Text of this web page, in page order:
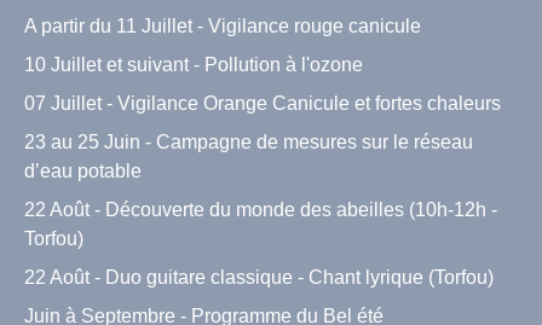
A partir du 11 Juillet - Vigilance rouge canicule
10 Juillet et suivant - Pollution à l'ozone
07 Juillet - Vigilance Orange Canicule et fortes chaleurs
23 au 25 Juin - Campagne de mesures sur le réseau
d’eau potable
22 Août - Découverte du monde des abeilles (10h-12h -
Torfou)
22 Août - Duo guitare classique - Chant lyrique (Torfou)
Juin à Septembre - Programme du Bel été